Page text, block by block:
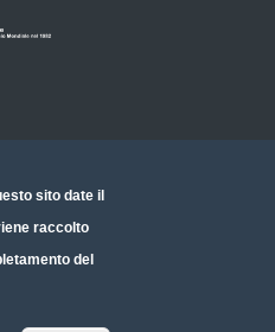
sito date il
raccolto
del